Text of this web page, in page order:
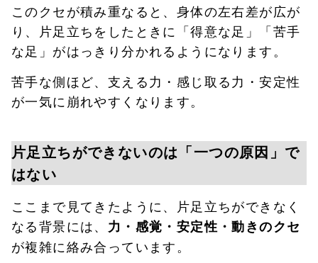
このクセが積み重なると、身体の左右差が広が
り、片足立ちをしたときに「得意な足」「苦手
な足」がはっきり分かれるようになります。
苦手な側ほど、支える力・感じ取る力・安定性
が一気に崩れやすくなります。
片足立ちができないのは「一つの原因」で
はない
ここまで見てきたように、片足立ちができなく
なる背景には、 力・感覚・安定性・動きのクセ
が複雑に絡み合っています。